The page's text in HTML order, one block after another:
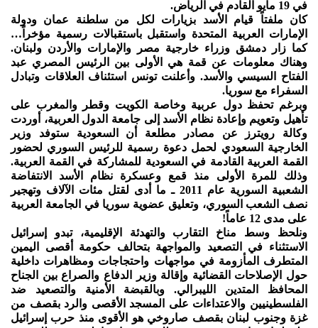
في 19 مايو القادم في الرياض.
كان ملفتاً قيام الأسد بزيارات لكل من سلطنة عمان ودولة
الإمارات العربية المتحدة واستقبل باستقبالات رسمية مؤخراً…
كما زار دمشق وزراء خارجية مصر والإمارات والأردن ولبنان.
وهناك معلومات عن قمة هي الأولى بين الرئيس المصري عبد
الفتاح السيسي والأسد. وأعلنت تونس استئناف العلاقات وتبادل
السفراء مع سوريا.
وبرغم تحفظ دول عربية وخاصة الكويت وقطر والمغرب على
تأهيل وتعويم وإعادة نظام الأسد إلى جامعة الدول العربية، أوردت
وكالة رويترز عن مصادر مطلعة أن السعودية ستوفد وزير
الخارجية السعودي لحمل دعوة رسمية للرئيس السوري لحضور
القمة العربية القادمة في السعودية للمشاركة في القمة العربية.
وذلك للمرة الأولى منذ قمع وعسكرة نظام الأسد الانتفاضة
الشعبية السورية عام 2011 ـ ما أدى لقتل مئات الآلاف وتهجير
نصف الشعب السوري، وتعليق عضوية سوريا في الجامعة العربية
على مدى 12 عاماً!
ونلحظ وسط مناخ التقارب والتهدئة الإقليمية، تبدو إسرائيل
الاستثناء في التصعيد والمواجهة بتحالف حكومة أقصى اليمين
المتطرف المأزومة في مواجهات واحتجاجات ومظاهرات داخلية
حول الإصلاحات القضائية وإقالة وزير الدفاع والصراع بين الجناح
المحافظ المتدين الليبرالي. وبالقبضة الأمنية والتصعيد ضد
الفلسطينيين والاعتداءات على المسجد الأقصى والرد بقصف من
غزة وجنوب لبنان بقصف صاروخي هو الأقوى منذ حرب إسرائيل